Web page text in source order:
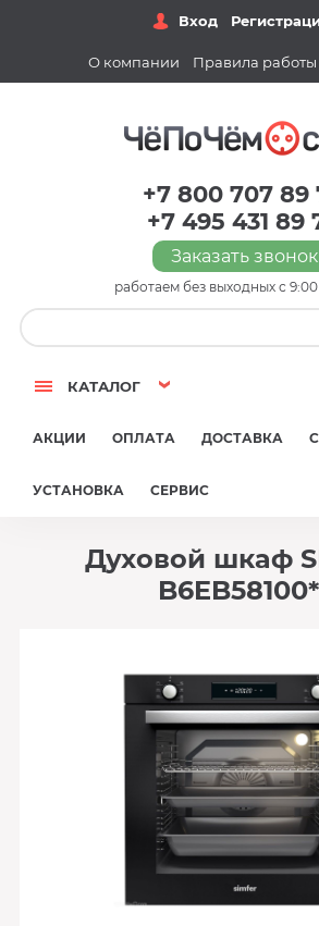
Вход
О компании Правила работы
+7 800 707 89
+7 495 431 89
Заказать звонок
работаем без выходных с 9:00
КАТАЛОГ
АКЦИИ ОПЛАТА ДОСТАВКА
УСТАНОВКА СЕРВИС
Духовой шкаф